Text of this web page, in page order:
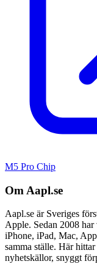
M5 Pro Chip
Om Aapl.se
Aapl.se är Sveriges
Apple. Sedan 2008
iPhone, iPad, Mac,
samma ställe. Här
nyhetskällor, snyggt